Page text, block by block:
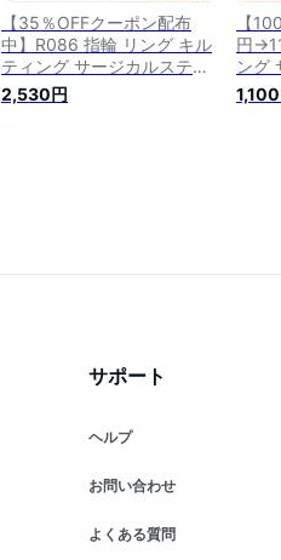
【35％OFFクーポン配布
中】R086 指輪 リング キル
ティング サージカルステン
レス 金属アレルギー対応 シ
ンプル スリム おしゃれ 高
2,530円
【
円
ング
金属
ゴー
サポート
ヘルプ
お問い合わせ
よくある質問